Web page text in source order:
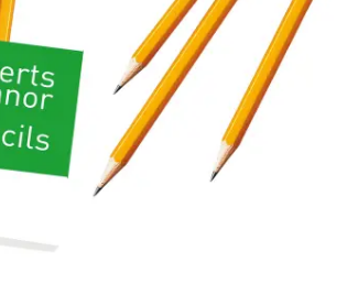
5 kr/st
Köp